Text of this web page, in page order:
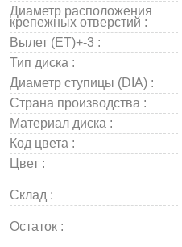
Диаметр расположения
крепежных отверстий :
Вылет (ET)+-3 :
Тип диска :
Диаметр ступицы (DIA) :
Страна производства :
Материал диска :
Код цвета :
Цвет :
Склад :
Остаток :